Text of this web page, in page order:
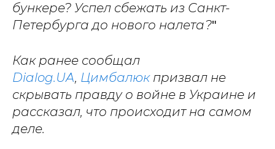
бункере? Успел сбежать из Санкт-
Петербурга до нового налета?"
Как ранее сообщал
Dialog.UA, Цимбалюкпризвал не
скрывать правду о войне в Украине и
рассказал, что происходит на самом
деле.